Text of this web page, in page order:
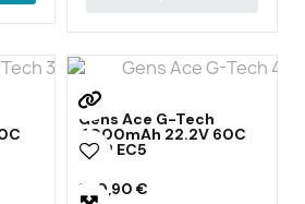
Gens Ace G-Tech
4000mAh 22.2V 60C
6S1P EC5
100,90 €